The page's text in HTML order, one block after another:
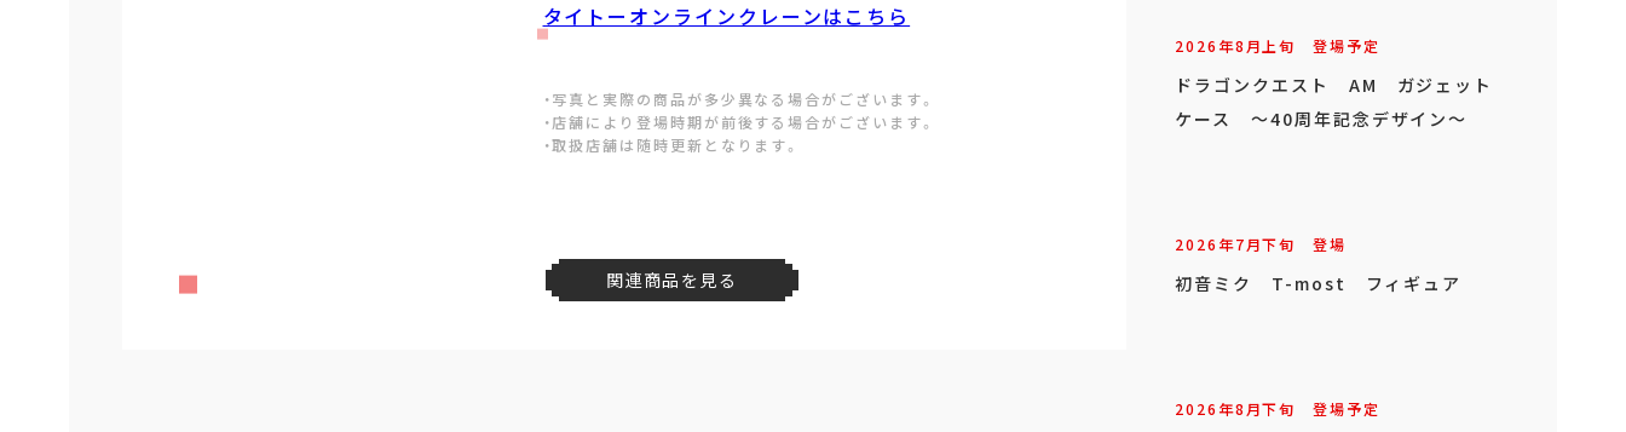
タイトーオンラインクレーンはこちら
・写真と実際の商品が多少異なる場合がございます。
・店舗により登場時期が前後する場合がございます。
・取扱店舗は随時更新となります。
関連商品を見る
2026年 月下旬登場予定
ケース ～40周年記念デザイン～